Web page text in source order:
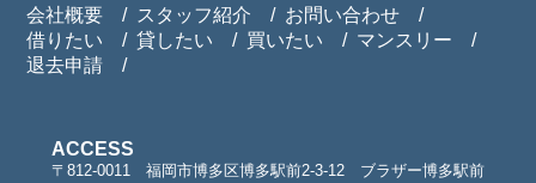
会社概要 スタッフ紹介
お問い合わせ
借りたい
貸したい 買いたい
マンスリー
退去申請
ACCESS
〒812-0011 福岡市博多区博多駅前2-3-12 ブラザー博多駅前